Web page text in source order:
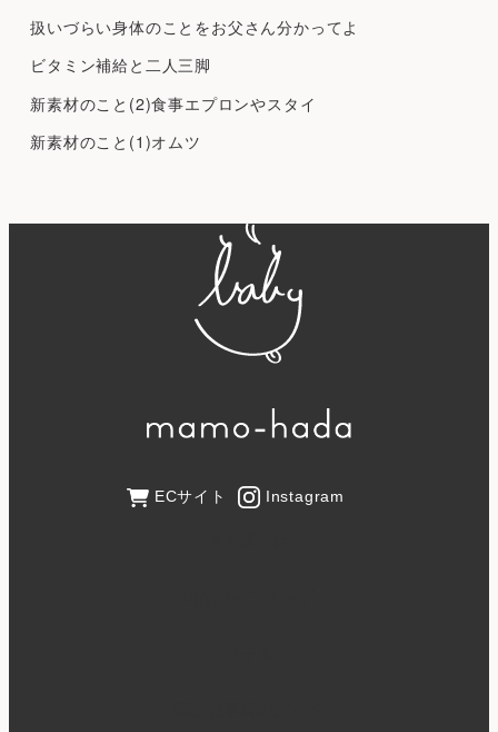
扱いづらい身体のことをお父さん分かってよ
ビタミン補給と二人三脚
新素材のこと(2)食事エプロンやスタイ
新素材のこと(1)オムツ
ECサイト Instagram